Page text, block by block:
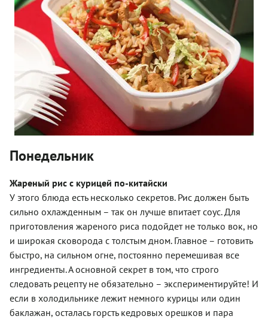
Понедельник
Жареный рис с курицей по-китайски
У этого блюда есть несколько секретов. Рис должен быть
сильно охлажденным – так он лучше впитает соус. Для
приготовления жареного риса подойдет не только вок, но
и широкая сковорода с толстым дном. Главное – готовить
быстро, на сильном огне, постоянно перемешивая все
ингредиенты. А основной секрет в том, что строго
следовать рецепту не обязательно – экспериментируйте! И
если в холодильнике лежит немного курицы или один
баклажан, осталась горсть кедровых орешков и пара